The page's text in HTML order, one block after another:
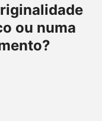
ou numa